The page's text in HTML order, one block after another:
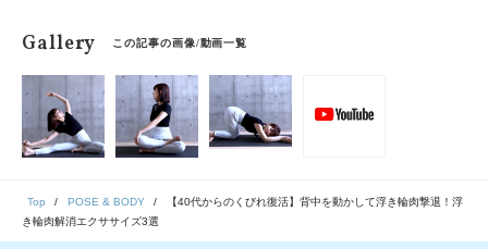
Gallery この記事の画像/動画一覧
Top POSE & BODY
【40代からのくびれ復活】背中を動かして浮き輪肉撃退！浮
き輪肉解消エクササイズ3選